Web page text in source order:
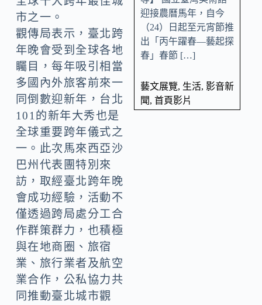
市之一。
觀傳局表示，臺北跨
年晚會受到全球各地
矚目，每年吸引相當
多國內外旅客前來一
同倒數迎新年，台北
101的新年大秀也是
全球重要跨年儀式之
一。此次馬來西亞沙
巴州代表團特別來
訪，取經臺北跨年晚
會成功經驗，活動不
僅透過跨局處分工合
作群策群力，也積極
與在地商圈、旅宿
業、旅行業者及航空
業合作，公私協力共
同推動臺北城市觀
迎接農曆馬年，自今
（24）日起至元宵節推
出「丙午躍春—藝起探
春」春節 […]
藝文展覽, 生活, 影音新
聞, 首頁影片